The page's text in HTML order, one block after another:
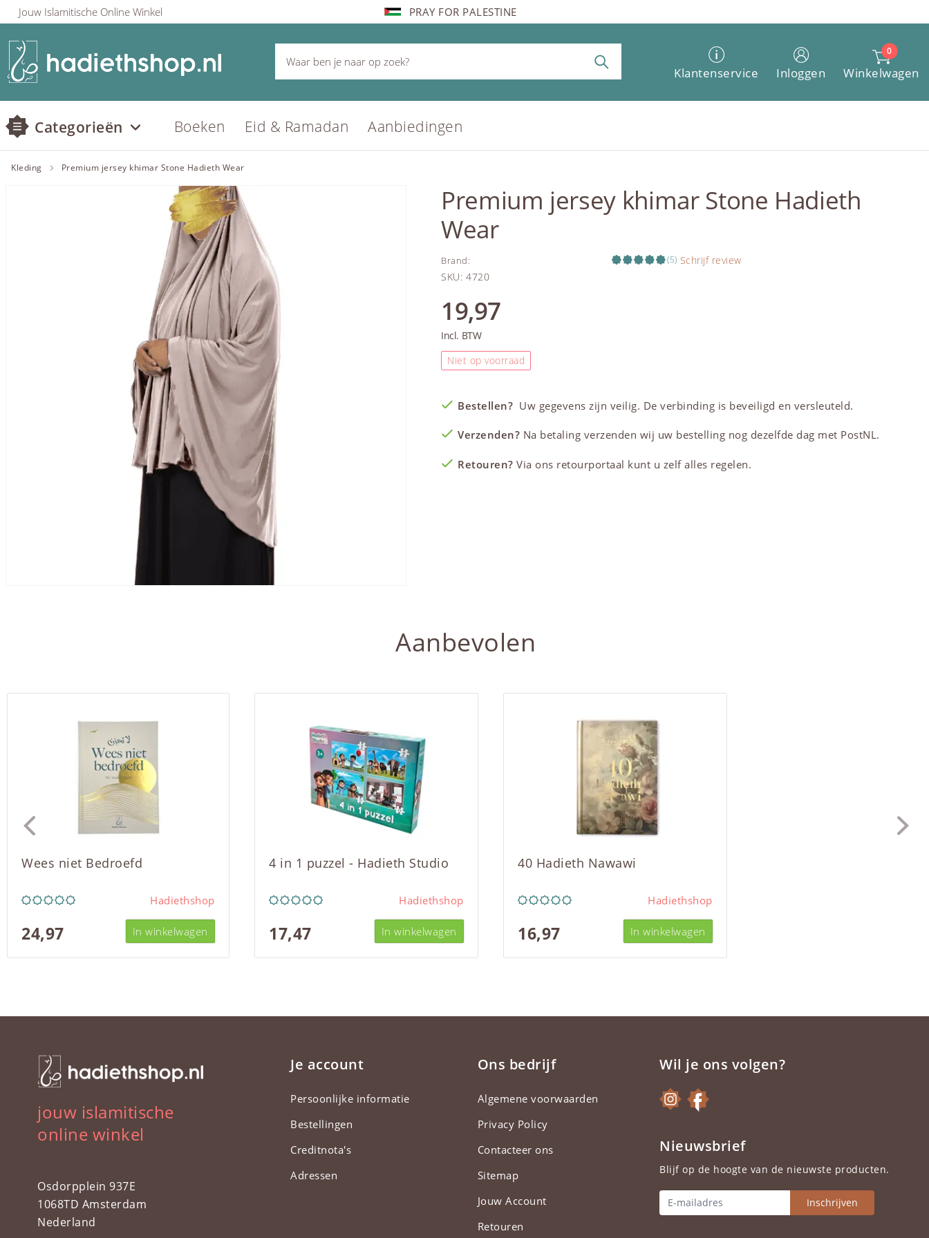
Jouw Islamitische Online Winkel PRAY FOR PALESTINE
Klantenservice Inloggen
0
Winkelwagen
Categorieën Boeken Eid & Ramadan Aanbiedingen
Kleding Premium jersey khimar Stone Hadieth Wear
Premium jersey khimar Stone Hadieth
Wear
Brand: (5) Schrijf review
SKU: 4720
19,97
Incl. BTW
Niet op voorraad
Bestellen? Uw gegevens zijn veilig. De verbinding is beveiligd en versleuteld.
Verzenden? Na betaling verzenden wij uw bestelling nog dezelfde dag met PostNL.
Retouren? Via ons retourportaal kunt u zelf alles regelen.
Aanbevolen
Wees niet Bedroefd
Hadiethshop
24,97 In winkelwagen
4 in 1 puzzel - Hadieth Studio
Hadiethshop
17,47 In winkelwagen
40 Hadieth Nawawi
Hadiethshop
16,97 In winkelwagen
jouw islamitische
online winkel
Osdorpplein 937E
1068TD Amsterdam
Nederland
Je account
Persoonlijke informatie
Bestellingen
Creditnota's
Adressen
Ons bedrijf
Algemene voorwaarden
Privacy Policy
Contacteer ons
Sitemap
Jouw Account
Retouren
Wil je ons volgen?
Nieuwsbrief
Blijf op de hoogte van de nieuwste producten.
Inschrijven